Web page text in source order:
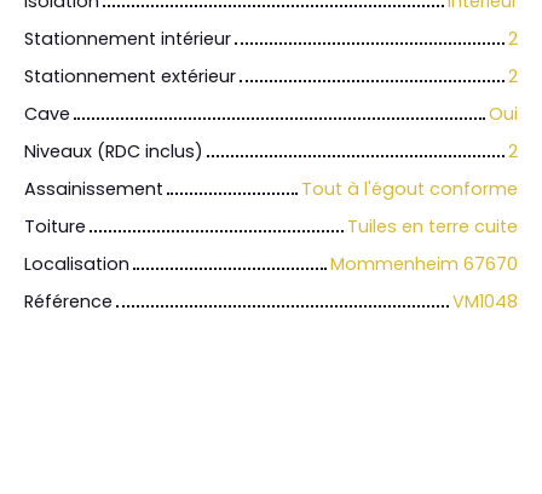
Stationnement intérieur
2
Stationnement extérieur
2
Cave
Oui
Niveaux (RDC inclus)
2
Assainissement
Tout à l'égout conforme
Toiture
Tuiles en terre cuite
Localisation
Mommenheim 67670
Référence
VM1048